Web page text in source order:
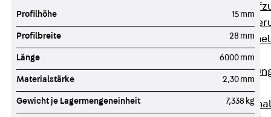
Zurück
Zurück
Profilhöhe 15 mm
Profilbreite 28 mm
Länge 6000 mm
Materialstärke 2,30 mm
Gewicht je Lagermengeneinheit 7,338 kg